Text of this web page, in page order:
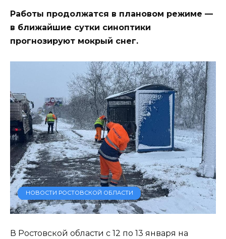
Работы продолжатся в плановом режиме —
в ближайшие сутки синоптики
прогнозируют мокрый снег.
НОВОСТИ РОСТОВСКОЙ ОБЛАСТИ
В Ростовской области с 12 по 13 января на